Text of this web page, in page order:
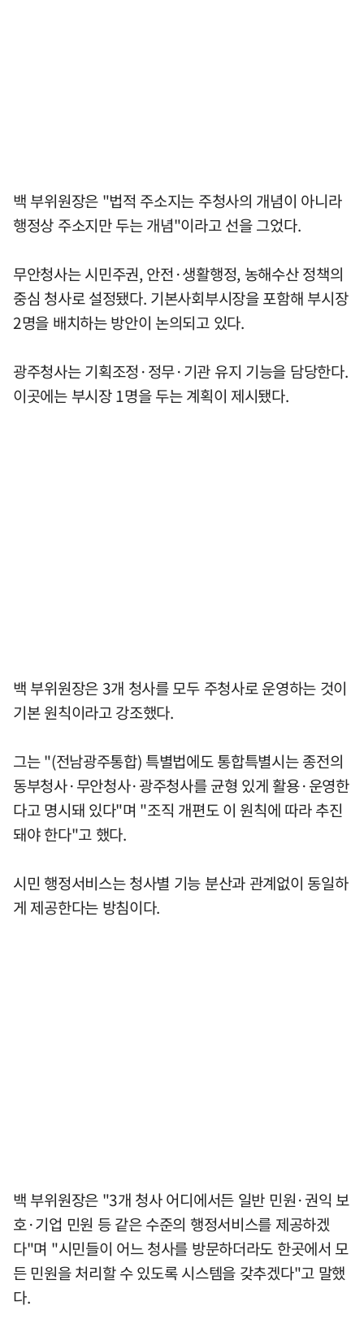
백 부위원장은 "법적 주소지는 주청사의 개념이 아니라
행정상 주소지만 두는 개념"이라고 선을 그었다.
무안청사는 시민주권, 안전·생활행정, 농해수산 정책의
중심 청사로 설정됐다. 기본사회부시장을 포함해 부시장
2명을 배치하는 방안이 논의되고 있다.
광주청사는 기획조정·정무·기관 유지 기능을 담당한다.
이곳에는 부시장 1명을 두는 계획이 제시됐다.
백 부위원장은 3개 청사를 모두 주청사로 운영하는 것이
기본 원칙이라고 강조했다.
그는 "(전남광주통합) 특별법에도 통합특별시는 종전의
동부청사·무안청사·광주청사를 균형 있게 활용·운영한
다고 명시돼 있다"며 "조직 개편도 이 원칙에 따라 추진
돼야 한다"고 했다.
시민 행정서비스는 청사별 기능 분산과 관계없이 동일하
게 제공한다는 방침이다.
백 부위원장은 "3개 청사 어디에서든 일반 민원·권익 보
호·기업 민원 등 같은 수준의 행정서비스를 제공하겠
다"며 "시민들이 어느 청사를 방문하더라도 한곳에서 모
든 민원을 처리할 수 있도록 시스템을 갖추겠다"고 말했
다.